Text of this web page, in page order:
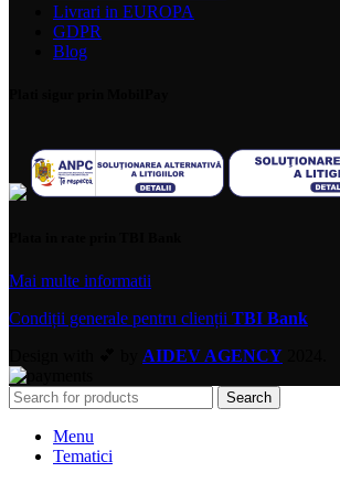
Livrari in EUROPA
GDPR
Blog
Mai multe informatii
Condiții generale pentru clienții TBI Bank
AIDEV AGENCY
Search
Menu
Tematici